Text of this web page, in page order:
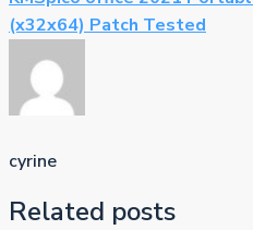
(x32x64) Patch Tested
cyrine
Related posts